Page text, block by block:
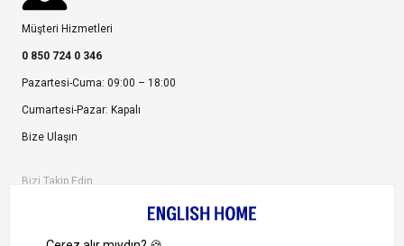
Müşteri Hizmetleri
0 850 724 0 346
Pazartesi-Cuma: 09:00 – 18:00
Cumartesi-Pazar: Kapalı
Bize Ulaşın
Bizi Takip Edin